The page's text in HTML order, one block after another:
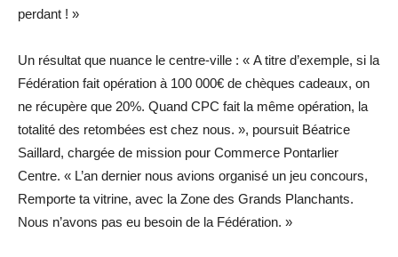
perdant ! »
Un résultat que nuance le centre-ville : « A titre d’exemple, si la
Fédération fait opération à 100 000€ de chèques cadeaux, on
ne récupère que 20%. Quand CPC fait la même opération, la
totalité des retombées est chez nous. », poursuit Béatrice
Saillard, chargée de mission pour Commerce Pontarlier
Centre. « L’an dernier nous avions organisé un jeu concours,
Remporte ta vitrine, avec la Zone des Grands Planchants.
Nous n’avons pas eu besoin de la Fédération. »